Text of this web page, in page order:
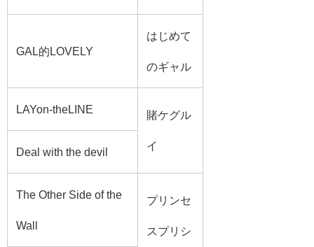
GAL的LOVELY
はじめて
のギャル
LAYon-theLINE 賭ケグル
イ
Deal with the devil
The Other Side of the
Wall
プリンセ
スプリシ